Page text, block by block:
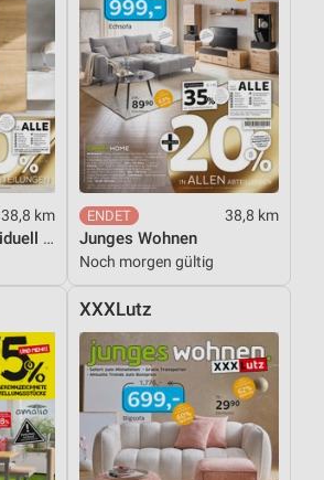
38,8 km
Wohnideen so individuell wie du!
38,8 km
Junges Wohnen
Noch morgen gültig
XXXLutz